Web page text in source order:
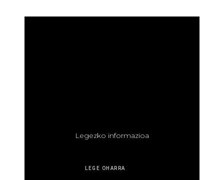
Legezko informazioa
LEGE OHARRA